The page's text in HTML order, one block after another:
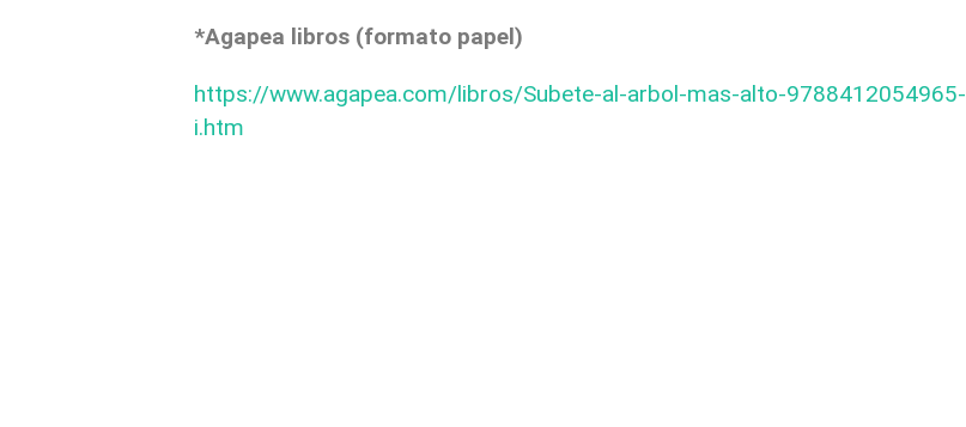
*Agapea libros (formato papel)
https://www.agapea.com/libros/Subete-al-arbol-mas-alto-9788412054965-
i.htm